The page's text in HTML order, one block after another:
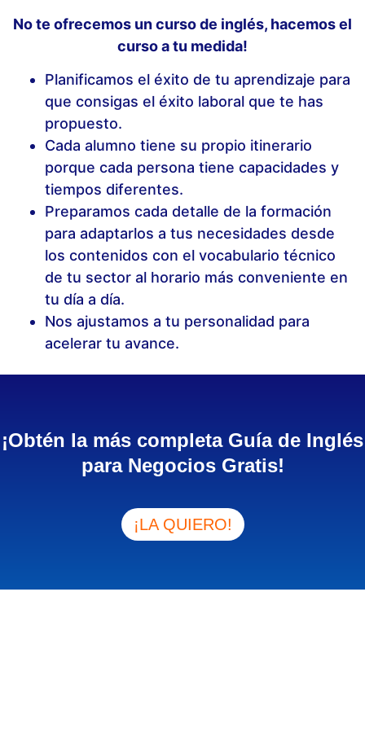
No te ofrecemos un curso de inglés, hacemos el
curso a tu medida!
Planificamos el éxito de tu aprendizaje para
que consigas el éxito laboral que te has
propuesto.
Cada alumno tiene su propio itinerario
porque cada persona tiene capacidades y
tiempos diferentes.
Preparamos cada detalle de la formación
para adaptarlos a tus necesidades desde
los contenidos con el vocabulario técnico
de tu sector al horario más conveniente en
tu día a día.
Nos ajustamos a tu personalidad para
acelerar tu avance.
¡Obtén la más completa Guía de Inglés
para Negocios Gratis!
¡LA QUIERO!